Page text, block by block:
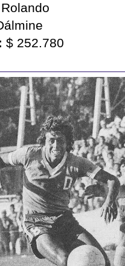
$ 252.780